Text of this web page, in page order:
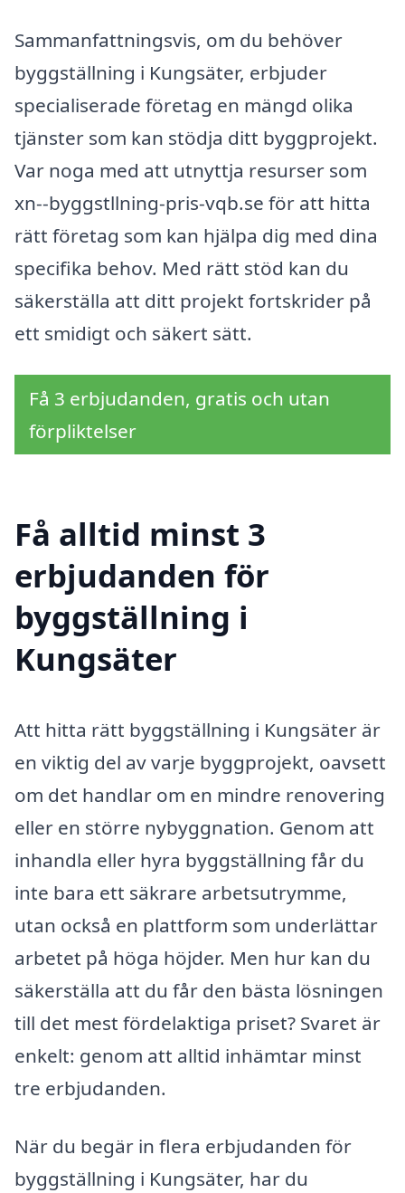
Sammanfattningsvis, om du behöver
byggställning i Kungsäter, erbjuder
specialiserade företag en mängd olika
tjänster som kan stödja ditt byggprojekt.
Var noga med att utnyttja resurser som
xn--byggstllning-pris-vqb.se för att hitta
rätt företag som kan hjälpa dig med dina
specifika behov. Med rätt stöd kan du
säkerställa att ditt projekt fortskrider på
ett smidigt och säkert sätt.
Få 3 erbjudanden, gratis och utan
förpliktelser
Få alltid minst 3
erbjudanden för
byggställning i
Kungsäter
Att hitta rätt byggställning i Kungsäter är
en viktig del av varje byggprojekt, oavsett
om det handlar om en mindre renovering
eller en större nybyggnation. Genom att
inhandla eller hyra byggställning får du
inte bara ett säkrare arbetsutrymme,
utan också en plattform som underlättar
arbetet på höga höjder. Men hur kan du
säkerställa att du får den bästa lösningen
till det mest fördelaktiga priset? Svaret är
enkelt: genom att alltid inhämtar minst
tre erbjudanden.
När du begär in flera erbjudanden för
byggställning i Kungsäter, har du